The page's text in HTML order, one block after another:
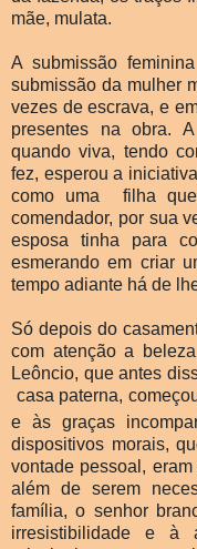
mãe, mulata.
A submissão
submissão da mulher
vezes de escrava, e
presentes na obra.
quando viva, tendo
fez, esperou a
como uma filha
comendador, por sua
esposa tinha para
esmerando em criar
tempo adiante há de
Só depois do
com atenção a
Leôncio, que antes
casa paterna,
e às graças
dispositivos morais,
vontade pessoal,
além de serem
família, o senhor
irresistibilidade e à